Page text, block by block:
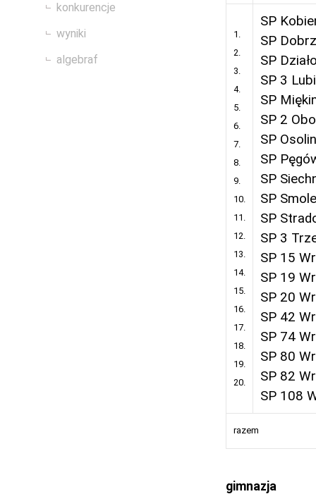
konkurencje
wyniki
algebraf
1.
2.
3.
4.
5.
6.
7.
8.
9.
10.
11.
12.
13.
14.
15.
16.
17.
18.
19.
20.
SP
SP
SP
SP 3
SP
SP 2
SP Osolin
SP
SP
SP
SP
SP 3
SP 15
SP 19
SP 20
SP 42
SP 74
SP 80
SP 82
SP 108
razem
gimnazja